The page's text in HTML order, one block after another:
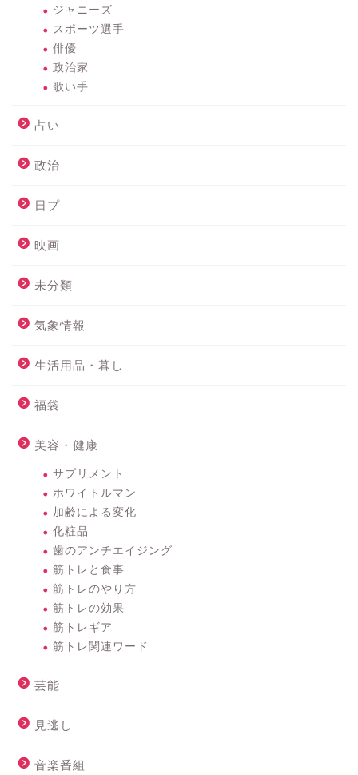
ジャニーズ
スポーツ選手
俳優
政治家
歌い手
占い
政治
日プ
映画
未分類
気象情報
生活用品・暮し
福袋
美容・健康
サプリメント
ホワイトルマン
加齢による変化
化粧品
歯のアンチエイジング
筋トレと食事
筋トレのやり方
筋トレの効果
筋トレギア
筋トレ関連ワード
芸能
見逃し
音楽番組